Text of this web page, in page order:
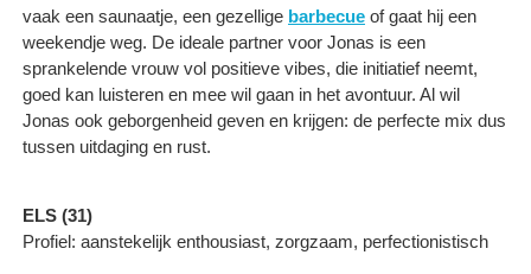
vaak een saunaatje, een gezellige barbecue of gaat hij een
weekendje weg. De ideale partner voor Jonas is een
sprankelende vrouw vol positieve vibes, die initiatief neemt,
goed kan luisteren en mee wil gaan in het avontuur. Al wil
Jonas ook geborgenheid geven en krijgen: de perfecte mix dus
tussen uitdaging en rust.
ELS (31)
Profiel: aanstekelijk enthousiast, zorgzaam, perfectionistisch